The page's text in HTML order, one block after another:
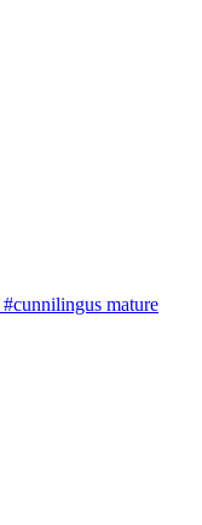
#cunnilingus mature